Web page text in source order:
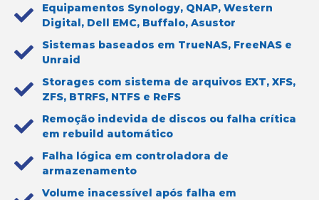
Equipamentos Synology, QNAP, Western
Digital, Dell EMC, Buffalo, Asustor
Sistemas baseados em TrueNAS, FreeNAS e
Unraid
Storages com sistema de arquivos EXT, XFS,
ZFS, BTRFS, NTFS e ReFS
Remoção indevida de discos ou falha crítica
em rebuild automático
Falha lógica em controladora de
armazenamento
Volume inacessível após falha em